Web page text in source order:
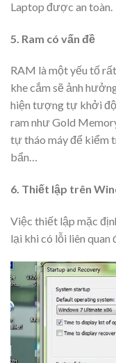
Laptop được an toàn.
5. Ram có vấn đề
RAM là một yếu tố
khe cắm sẽ ảnh
hiện tượng tự khởi
ram như Gold
tự tháo máy để kiểm
bẩn…
6. Thiết lập trên
Việc thiết lập mặc
lại khi có lỗi liên quan